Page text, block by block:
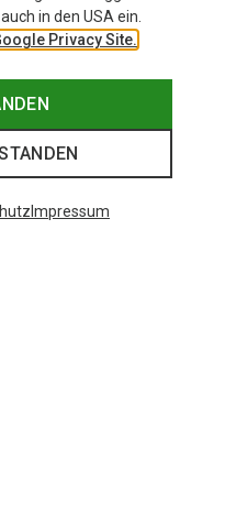
in den USA ein.
Privacy Site.
Impressum